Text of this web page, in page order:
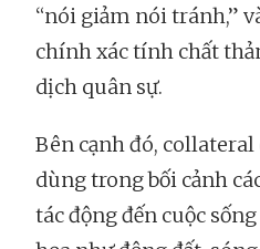
“nói giảm nói tránh,”
chính xác tính chất
dịch quân sự.
Bên cạnh đó,
dùng trong bối cảnh
tác động đến cuộc